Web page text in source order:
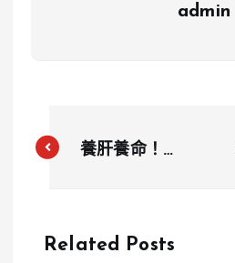
admin
養肝養命！6
易怒
Related Posts